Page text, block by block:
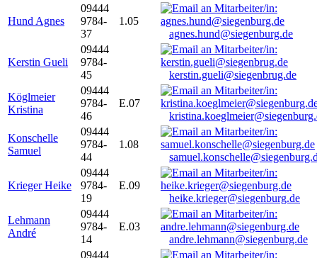
Hund Agnes
09444
9784-
37
1.05
agnes.hund@siegenburg.de
Kerstin Gueli
09444
9784-
45
kerstin.gueli@siegenbrug.de
Köglmeier
Kristina
09444
9784-
46
E.07
Konschelle
Samuel
09444
9784-
44
1.08
Krieger Heike
09444
9784-
19
E.09
heike.krieger@siegenburg.de
Lehmann
André
09444
9784-
14
E.03
andre.lehmann@siegenburg.de
09444